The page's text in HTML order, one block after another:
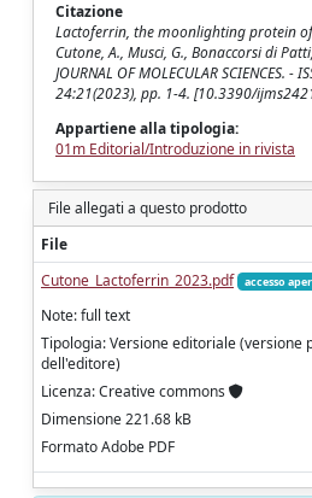
Citazione
Lactoferrin, the moonlighting protein
Cutone, A., Musci, G., Bonaccorsi di
JOURNAL OF MOLECULAR SCIENCES. -
24:21(2023), pp. 1-4. [10.3390/
Appartiene alla tipologia:
01m Editorial/Introduzione in rivista
File allegati a questo prodotto
File
Cutone_Lactoferrin_2023.pdf
accesso
Note: full text
Tipologia: Versione editoriale (versione
dell'editore)
Licenza: Creative commons
Dimensione 221.68 kB
Formato Adobe PDF